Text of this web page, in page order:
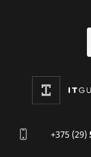
+375 (29)